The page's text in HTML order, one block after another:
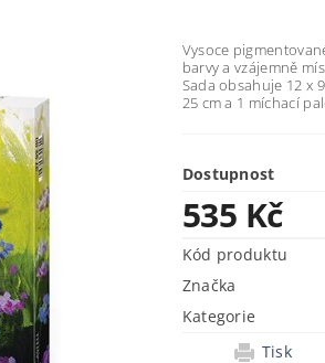
Vysoce
barvy a vzájemně
Sada obsahuje 12 x
25 cm a 1 míchací
Dostupnost
535 Kč
Kód produktu
Značka
Kategorie
Tisk